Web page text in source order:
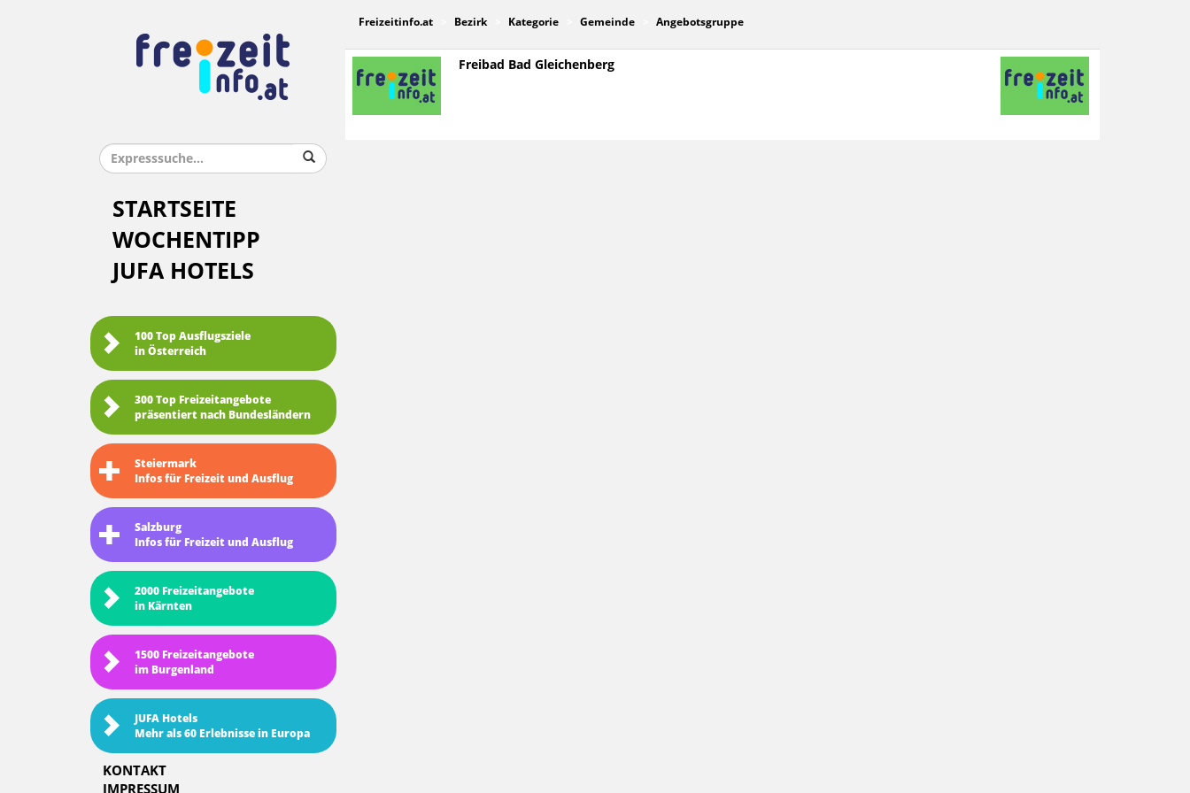
STARTSEITE
WOCHENTIPP
JUFA HOTELS
100 Top Ausflugsziele
in Österreich
300 Top Freizeitangebote
präsentiert nach Bundesländern
Steiermark
Infos für Freizeit und Ausflug
Salzburg
Infos für Freizeit und Ausflug
2000 Freizeitangebote
in Kärnten
1500 Freizeitangebote
im Burgenland
JUFA Hotels
Mehr als 60 Erlebnisse in Europa
KONTAKT
IMPRESSUM
Freizeitinfo.at Bezirk Kategorie Gemeinde Angebotsgruppe
Freibad Bad Gleichenberg